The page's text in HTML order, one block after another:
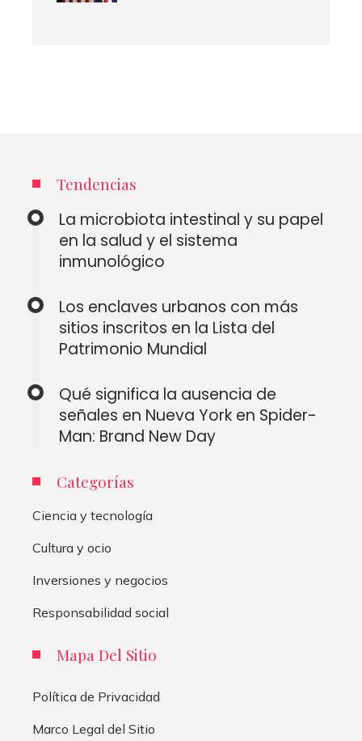
Tendencias
La microbiota intestinal y su papel
en la salud y el sistema
inmunológico
Los enclaves urbanos con más
sitios inscritos en la Lista del
Patrimonio Mundial
Qué significa la ausencia de
señales en Nueva York en Spider-
Man: Brand New Day
Categorías
Ciencia y tecnología
Cultura y ocio
Inversiones y negocios
Responsabilidad social
Mapa Del Sitio
Política de Privacidad
Marco Legal del Sitio